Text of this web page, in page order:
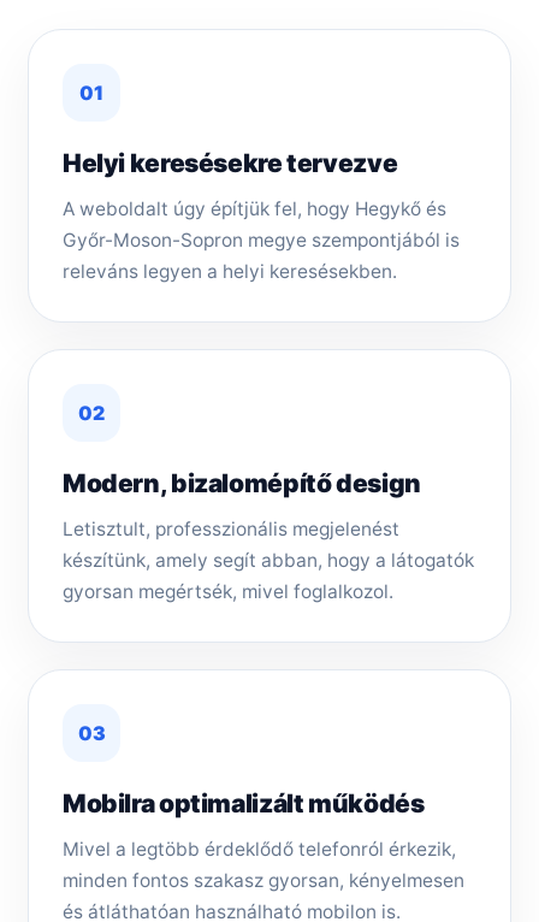
01
Helyi keresésekre tervezve
A weboldalt úgy építjük fel, hogy Hegykő és
Győr-Moson-Sopron megye szempontjából is
releváns legyen a helyi keresésekben.
02
Modern, bizalomépítő design
Letisztult, professzionális megjelenést
készítünk, amely segít abban, hogy a látogatók
gyorsan megértsék, mivel foglalkozol.
03
Mobilra optimalizált működés
Mivel a legtöbb érdeklődő telefonról érkezik,
minden fontos szakasz gyorsan, kényelmesen
és átláthatóan használható mobilon is.